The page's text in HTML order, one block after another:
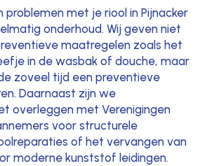
met je riool in Pijnacker
onderhoud. Wij geven niet
maatregelen zoals het
in de wasbak of douche, maar
zoveel tijd een preventieve
Daarnaast zijn we
overleggen met Verenigingen
voor structurele
of het vervangen van
moderne kunststof leidingen.